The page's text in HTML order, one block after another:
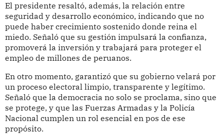
El presidente resaltó, además, la relación entre
seguridad y desarrollo económico, indicando que no
puede haber crecimiento sostenido donde reina el
miedo. Señaló que su gestión impulsará la confianza,
promoverá la inversión y trabajará para proteger el
empleo de millones de peruanos.
En otro momento, garantizó que su gobierno velará por
un proceso electoral limpio, transparente y legítimo.
Señaló que la democracia no solo se proclama, sino que
se protege, y que las Fuerzas Armadas y la Policía
Nacional cumplen un rol esencial en pos de ese
propósito.